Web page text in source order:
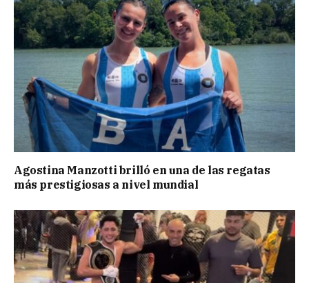
Agostina Manzotti brilló en una de las regatas
más prestigiosas a nivel mundial